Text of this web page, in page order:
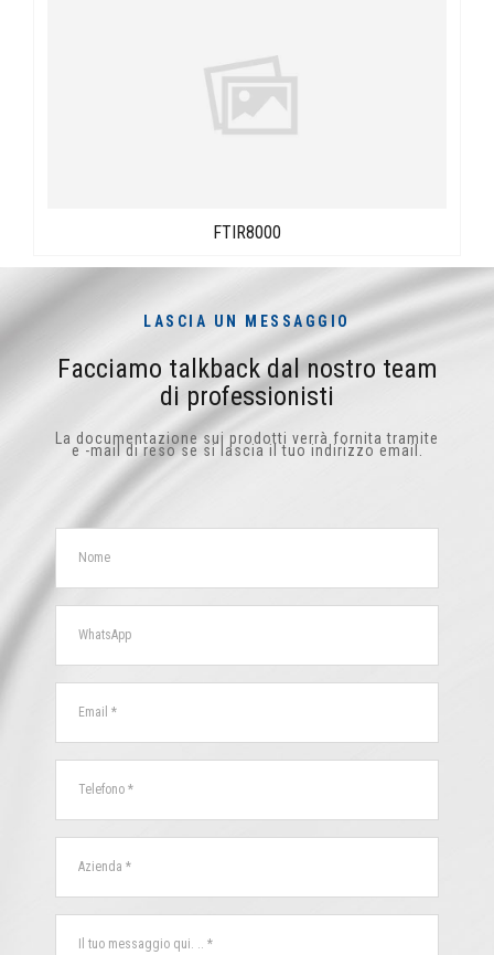
FTIR8000
LASCIA UN MESSAGGIO
Facciamo talkback dal nostro team
di professionisti
La documentazione sui prodotti verrà fornita tramite
e -mail di reso se si lascia il tuo indirizzo email.